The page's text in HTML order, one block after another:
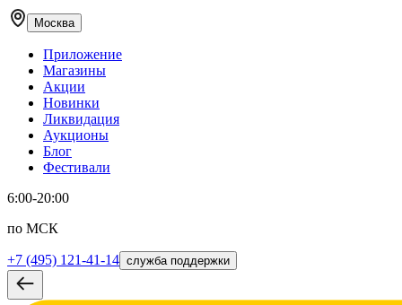
Москва
Приложение
Магазины
Акции
Новинки
Ликвидация
Аукционы
Блог
Фестивали
6:00-20:00
по МСК
+7 (495) 121-41-14 служба поддержки